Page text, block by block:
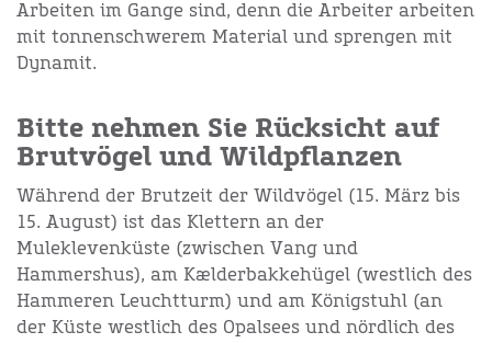
Arbeiten im Gange sind, denn die Arbeiter arbeiten
mit tonnenschwerem Material und sprengen mit
Dynamit.
Bitte nehmen Sie Rücksicht auf
Brutvögel und Wildpflanzen
Während der Brutzeit der Wildvögel (15. März bis
15. August) ist das Klettern an der
Muleklevenküste (zwischen Vang und
Hammershus), am Kælderbakkehügel (westlich des
Hammeren Leuchtturm) und am Königstuhl (an
der Küste westlich des Opalsees und nördlich des